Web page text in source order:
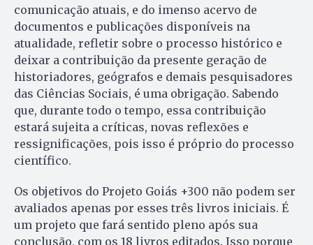
comunicação atuais, e do imenso acervo de
documentos e publicações disponíveis na
atualidade, refletir sobre o processo histórico e
deixar a contribuição da presente geração de
historiadores, geógrafos e demais pesquisadores
das Ciências Sociais, é uma obrigação. Sabendo
que, durante todo o tempo, essa contribuição
estará sujeita a críticas, novas reflexões e
ressignificações, pois isso é próprio do processo
científico.
Os objetivos do Projeto Goiás +300 não podem ser
avaliados apenas por esses três livros iniciais. É
um projeto que fará sentido pleno após sua
conclusão, com os 18 livros editados. Isso porque